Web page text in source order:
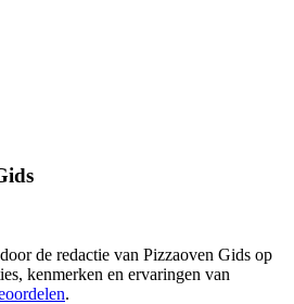
de redactie van Pizzaoven Gids op
kenmerken en ervaringen van
.